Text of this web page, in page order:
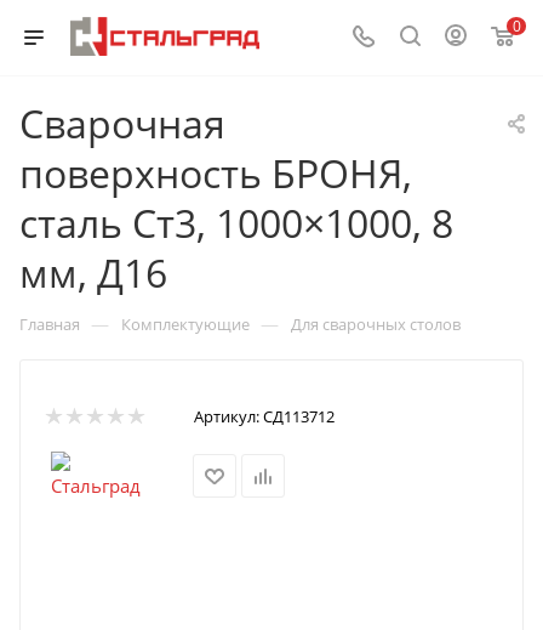
0
Сварочная
поверхность БРОНЯ,
сталь Ст3, 1000×1000, 8
мм, Д16
Главная — Комплектующие — Для сварочных столов
Артикул:СД113712